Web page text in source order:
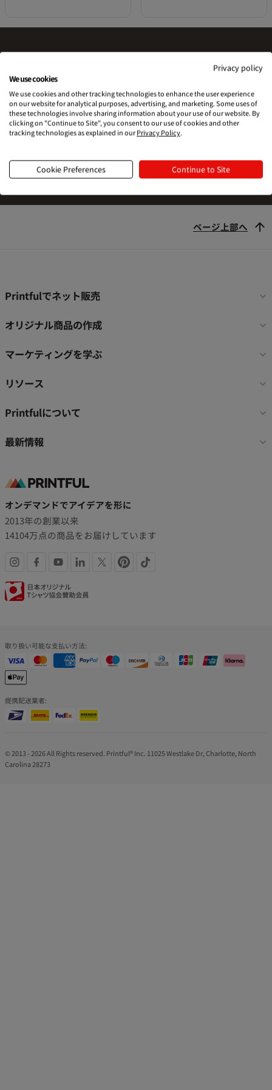
Printfulを試す準備はできました
か？
ページ上部へ
フ
タ
リ
ク
Printfulでネット販売
オリジナル商品の作成
マーケティングを学ぶ
リソース
Printfulについて
最新情報
オンデマンドでアイデアを形に
2013年の創業以来
14104万点の商品をお届けしています
SNS
リ
ク
認
バ
ッ
ジ
取り扱い可能な支払い方法:
提携配送業者:
© 2013 - 2026 All Rights reserved. Printful® Inc. 11025 Westlake Dr, Charlotte, North
Carolina 28273
Privacy policy
We use cookies
We use cookies and other tracking technologies to enhance the user experience
on our website for analytical purposes, advertising, and marketing. Some uses of
these technologies involve sharing information about your use of our website. By
clicking on "Continue to Site", you consent to our use of cookies and other
tracking technologies as explained in ourPrivacy Policy.
Cookie Preferences Continue to Site